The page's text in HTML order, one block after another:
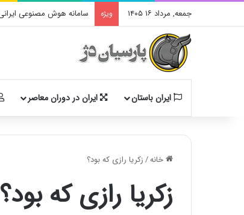
جمعه, مرداد ۱۶ ۱۴۰۵ ویژه سامانه هوش مصنوعی
ایران باستان ایران در دوران معاصر
خانه/زکریا رازی که بود؟
زکریا رازی که بود؟